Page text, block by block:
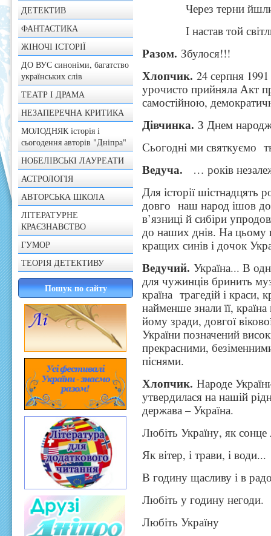
ДЕТЕКТИВ
ФАНТАСТИКА
ЖІНОЧІ ІСТОРІЇ
ДО ВУС синоніми, багатство
українських слів
ТЕАТР І ДРАМА
НЕЗАПЕРЕЧНА КРИТИКА
МОЛОДНЯК історія і
сьогодення авторів "Дніпра"
НОБЕЛІВСЬКІ ЛАУРЕАТИ
АСТРОЛОГІЯ
АВТОРСЬКА ШКОЛА
ЛІТЕРАТУРНЕ
КРАЄЗНАВСТВО
ГУМОР
ТЕОРІЯ ДЕТЕКТИВУ
Через терни йшли до
І настав той
Разом. Збулося!!!
Хлопчик. 24 серпня
урочисто прийняла Акт
самостійною,
Дівчинка. З Днем
Сьогодні ми святкуємо
Ведуча.
… років
Для історії шістнадцять
довго наш народ ішов до
в’язниці й сибіри
до наших днів. На цьому
кращих синів і дочок
Ведучий.Україна... В
для чужинців бринить
країна трагедій і краси,
найменше знали її,
йому зради, довгої
України позначений
прекрасними,
піснями.
Хлопчик. Народе
утвердилася на нашій
держава – Україна.
Любіть Україну, як сонце
Як вітер, і трави, і води...
В годину щасливу і в
Любіть у годину негоди.
Любіть Україну